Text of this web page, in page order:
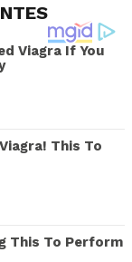
Viagra If You
This To
This To Perform